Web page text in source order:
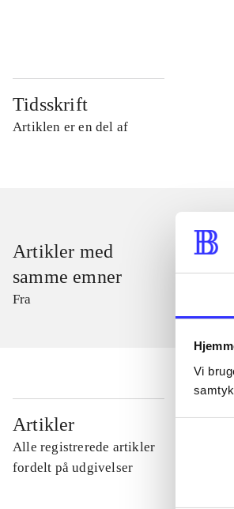
Vi
Tidsskrift
Artiklen er en del af
Artikler med
samme emner
Fra
Artikler
Alle registrerede artikler
fordelt på udgivelser